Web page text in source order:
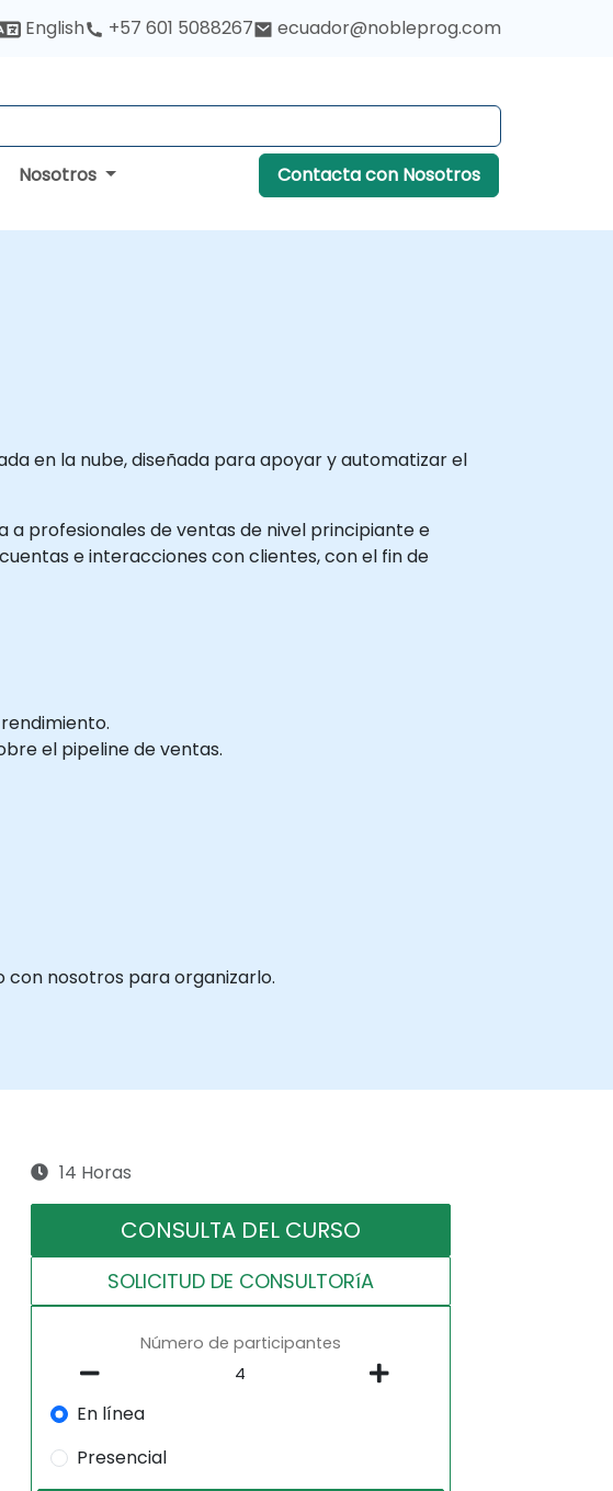
English +57 601 5088267 ecuador@nobleprog.com
Nosotros Contacta con Nosotros
en la nube, diseñada para apoyar y automatizar el
profesionales de ventas de nivel principiante e
e interacciones con clientes, con el fin de
el pipeline de ventas.
nosotros para organizarlo.
14 Horas
CONSULTA DEL CURSO
SOLICITUD DE CONSULTORíA
Número de participantes
En línea
Presencial